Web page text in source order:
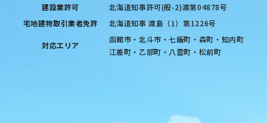
建設業許可
北海道知事許可(般-2)渡第04878号
宅地建物取引業者免許
北海道知事 渡島（1）第1226号
対応エリア
函館市・北斗市・七飯町・森町・知内町
江差町・乙部町・八雲町・松前町